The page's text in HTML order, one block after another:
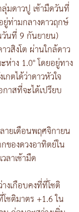
มดาวปู เช้ามืดวันที่
ยู่ท่ามกลางดาวฤกษ์
วันที่ 9 กันยายน)
วสิงโต ผ่านใกล้ดาว
าง 1.0° โดยอยู่ทาง
ตได้ว่าดาวหัวใจ
าสที่จะได้เปรียบ
ายเดือนพฤศจิกายน
ของดวงอาทิตย์ใน
ลาเช้ามืด
งเกือบคงที่ที่โชติ
ชติมาตร +1.6 ใน